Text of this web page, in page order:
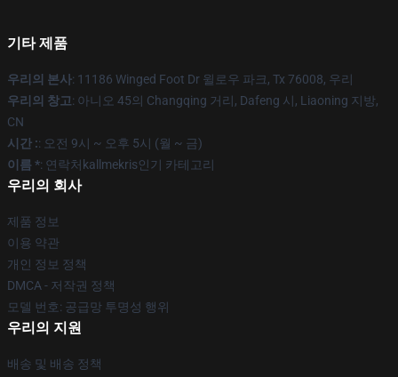
기타 제품
우리의 본사: 11186 Winged Foot Dr 윌로우 파크, Tx 76008, 우리
우리의 창고: 아니오 45의 Changqing 거리, Dafeng 시, Liaoning 지방,
CN
시간 :: 오전 9시 ~ 오후 5시 (월 ~ 금)
이름 *: 연락처kallmekris인기 카테고리
우리의 회사
제품 정보
이용 약관
개인 정보 정책
DMCA - 저작권 정책
모델 번호: 공급망 투명성 행위
우리의 지원
배송 및 배송 정책